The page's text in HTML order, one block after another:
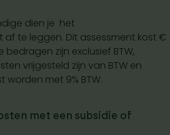
dien je het
af te leggen. Dit assessment kost €
bedragen zijn exclusief BTW,
vrijgesteld zijn van BTW en
met 9% BTW.
met een subsidie of